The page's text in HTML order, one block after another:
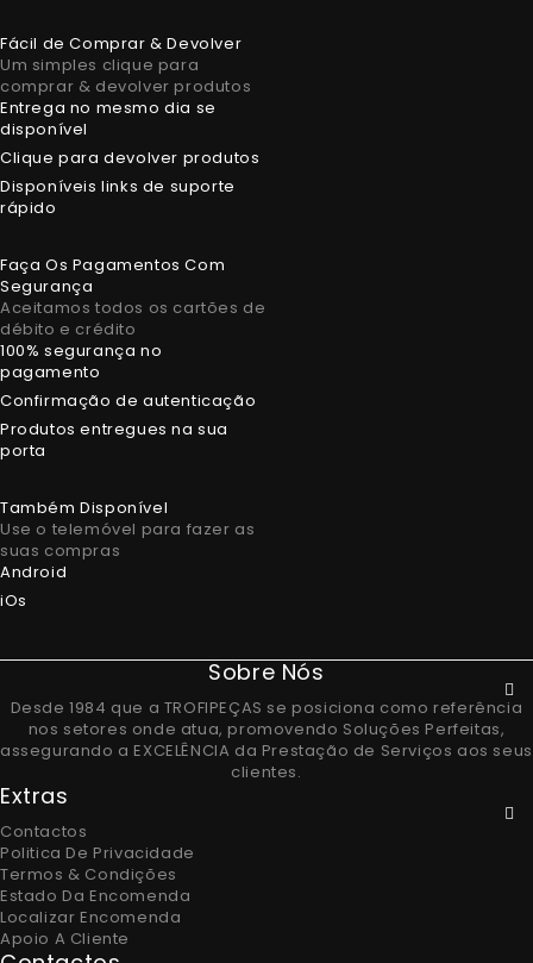
Fácil de Comprar & Devolver
Um simples clique para
comprar & devolver produtos
Entrega no mesmo dia se
disponível
Clique para devolver produtos
Disponíveis links de suporte
rápido
Faça Os Pagamentos Com
Segurança
Aceitamos todos os cartões de
débito e crédito
100% segurança no
pagamento
Confirmação de autenticação
Produtos entregues na sua
porta
Também Disponível
Use o telemóvel para fazer as
suas compras
Android
iOs
Sobre Nós
Desde 1984 que a TROFIPEÇAS se posiciona como referência
nos setores onde atua, promovendo Soluções Perfeitas,
assegurando a EXCELÊNCIA da Prestação de Serviços aos seus
clientes.
Extras
Contactos
Politica De Privacidade
Termos & Condições
Estado Da Encomenda
Localizar Encomenda
Apoio A Cliente